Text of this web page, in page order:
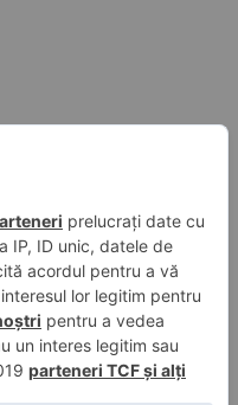
și subiecte de
cheie și descoperă